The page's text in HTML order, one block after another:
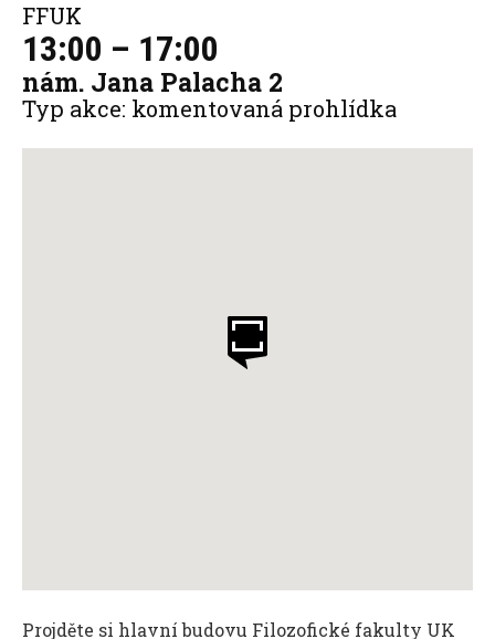
FFUK
13:00 – 17:00
nám. Jana Palacha 2
Typ akce: komentovaná prohlídka
Projděte si hlavní budovu Filozofické fakulty UK